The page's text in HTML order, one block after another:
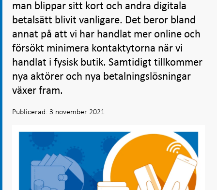
man blippar sitt kort och andra digitala
betalsätt blivit vanligare. Det beror bland
annat på att vi har handlat mer online och
försökt minimera kontaktytorna när vi
handlat i fysisk butik. Samtidigt tillkommer
nya aktörer och nya betalningslösningar
växer fram.
Publicerad: 3 november 2021